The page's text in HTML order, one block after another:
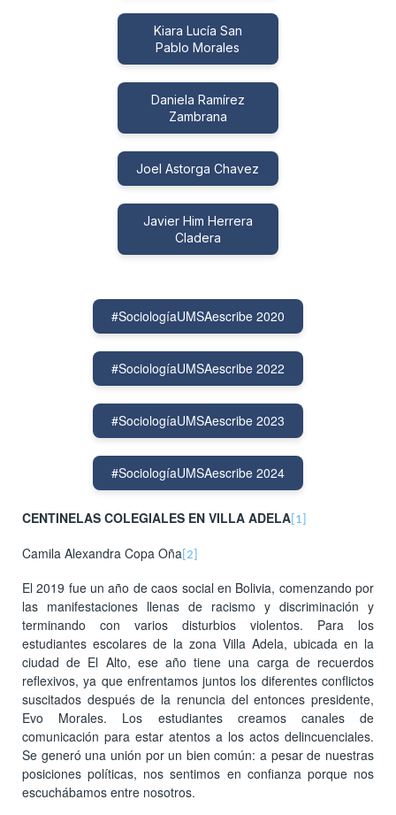
Kiara Lucía San
Pablo Morales
Daniela Ramírez
Zambrana
Joel Astorga Chavez
Javier Him Herrera
Cladera
#SociologíaUMSAescribe 2020
#SociologíaUMSAescribe 2022
#SociologíaUMSAescribe 2023
#SociologíaUMSAescribe 2024
CENTINELAS COLEGIALES EN VILLA ADELA [1]
Camila Alexandra Copa Oña [2]
El 2019 fue un año de caos social en Bolivia, comenzando por
las manifestaciones llenas de racismo y discriminación y
terminando con varios disturbios violentos. Para los
estudiantes escolares de la zona Villa Adela, ubicada en la
ciudad de El Alto, ese año tiene una carga de recuerdos
reflexivos, ya que enfrentamos juntos los diferentes conflictos
suscitados después de la renuncia del entonces presidente,
Evo Morales. Los estudiantes creamos canales de
comunicación para estar atentos a los actos delincuenciales.
Se generó una unión por un bien común: a pesar de nuestras
posiciones políticas, nos sentimos en confianza porque nos
escuchábamos entre nosotros.